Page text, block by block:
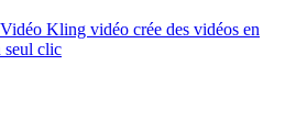
Kling vidéo crée des vidéos en
seul clic